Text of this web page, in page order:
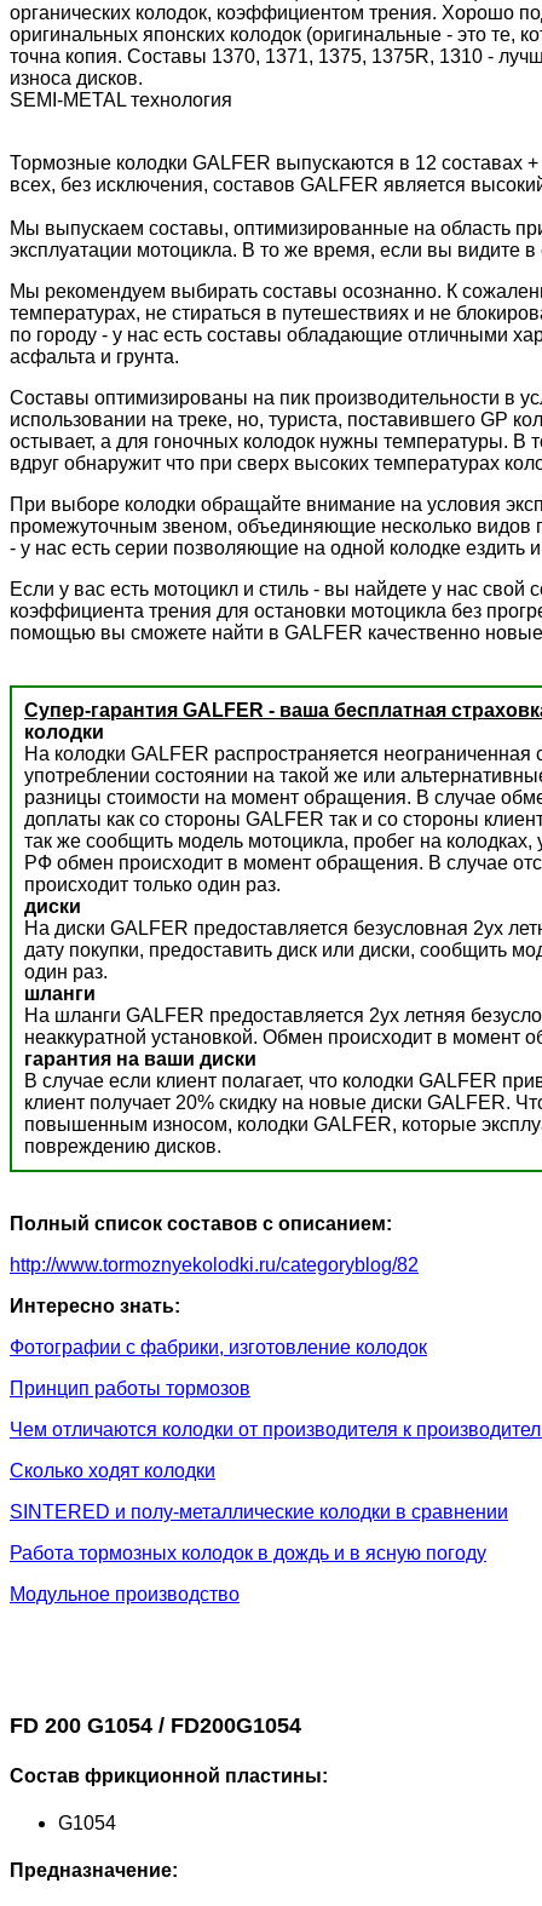
органических колодок, коэффициентом трения. Хорошо
оригинальных японских колодок (оригинальные - это те,
точна копия. Составы 1370, 1371, 1375, 1375R, 1310 -
износа дисков.
SEMI-METAL технология
Тормозные колодки GALFER выпускаются в 12 составах
всех, без исключения, составов GALFER является
Мы выпускаем составы, оптимизированные на область
эксплуатации мотоцикла. В то же время, если вы видите
Мы рекомендуем выбирать составы осознанно. К
температурах, не стираться в путешествиях и не
по городу - у нас есть составы обладающие отличными
асфальта и грунта.
Составы оптимизированы на пик производительности в
использовании на треке, но, туриста, поставившего GP
остывает, а для гоночных колодок нужны температуры. В
вдруг обнаружит что при сверх высоких температурах
При выборе колодки обращайте внимание на условия
промежуточным звеном, объединяющие несколько видов
- у нас есть серии позволяющие на одной колодке ездить
Если у вас есть мотоцикл и стиль - вы найдете у нас
коэффициента трения для остановки мотоцикла без
помощью вы сможете найти в GALFER качественно
Супер-гарантия GALFER - ваша бесплатная
колодки
На колодки GALFER распространяется
употреблении состоянии на такой же или
разницы стоимости на момент обращения. В случае
доплаты как со стороны GALFER так и со стороны
так же сообщить модель мотоцикла, пробег на
РФ обмен происходит в момент обращения. В случае
происходит только один раз.
диски
На диски GALFER предоставляется безусловная 2ух
дату покупки, предоставить диск или диски, сообщить
один раз.
шланги
На шланги GALFER предоставляется 2ух летняя
неаккуратной установкой. Обмен происходит в момент
гарантия на ваши диски
В случае если клиент полагает, что колодки GALFER
клиент получает 20% скидку на новые диски GALFER.
повышенным износом, колодки GALFER, которые
повреждению дисков.
Полный список составов с описанием:
http://www.tormoznyekolodki.ru/categoryblog/82
Интересно знать:
Фотографии с фабрики, изготовление колодок
Принцип работы тормозов
Чем отличаются колодки от производителя к
Сколько ходят колодки
SINTERED и полу-металлические колодки в сравнении
Работа тормозных колодок в дождь и в ясную погоду
Модульное производство
FD 200 G1054 / FD200G1054
Состав фрикционной пластины:
G1054
Предназначение: